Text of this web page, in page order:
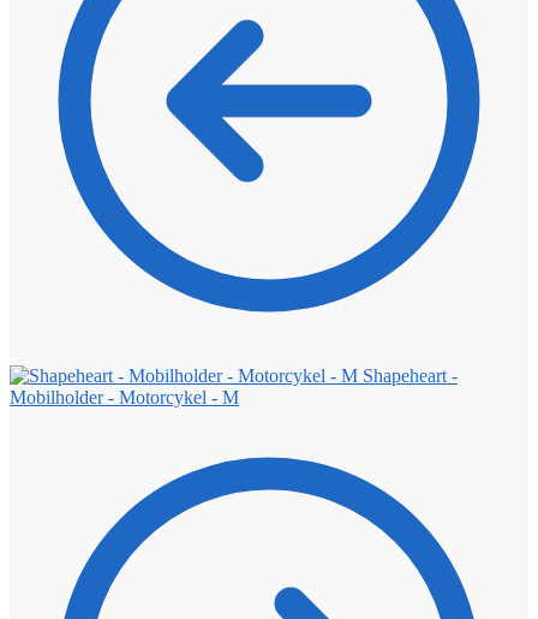
Shapeheart -
Mobilholder - Motorcykel - M